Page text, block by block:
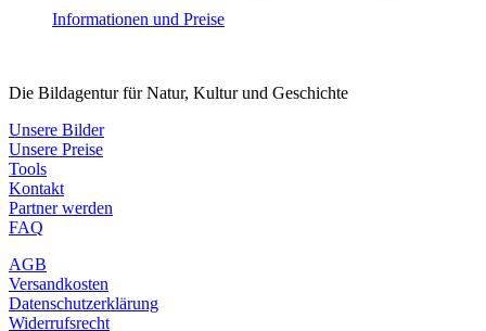
Informationen und Preise
Die Bildagentur für Natur, Kultur und Geschichte
Unsere Bilder
Unsere Preise
Tools
Kontakt
Partner werden
FAQ
AGB
Versandkosten
Datenschutzerklärung
Widerrufsrecht